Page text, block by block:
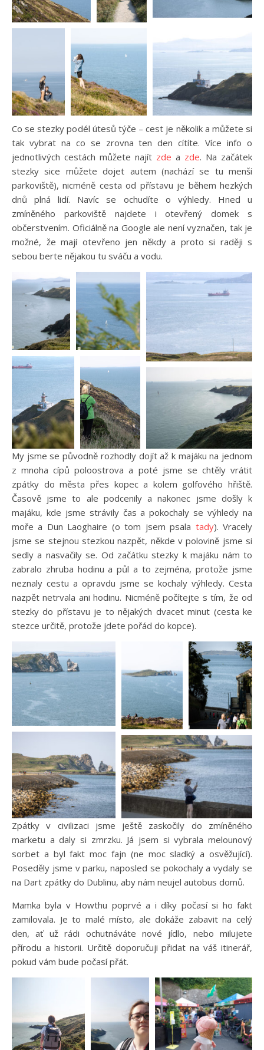
Co se stezky podél útesů týče – cest je několik a můžete si
tak vybrat na co se zrovna ten den cítíte. Více info o
jednotlivých cestách můžete najít zde a zde. Na začátek
stezky sice můžete dojet autem (nachází se tu menší
parkoviště), nicméně cesta od přístavu je během hezkých
dnů plná lidí. Navíc se ochudíte o výhledy. Hned u
zmíněného parkoviště najdete i otevřený domek s
občerstvením. Oficiálně na Google ale není vyznačen, tak je
možné, že mají otevřeno jen někdy a proto si raději s
sebou berte nějakou tu sváču a vodu.
My jsme se původně rozhodly dojít až k majáku na jednom
z mnoha cípů poloostrova a poté jsme se chtěly vrátit
zpátky do města přes kopec a kolem golfového hřiště.
Časově jsme to ale podcenily a nakonec jsme došly k
majáku, kde jsme strávily čas a pokochaly se výhledy na
moře a Dun Laoghaire (o tom jsem psala tady). Vracely
jsme se stejnou stezkou nazpět, někde v polovině jsme si
sedly a nasvačily se. Od začátku stezky k majáku nám to
zabralo zhruba hodinu a půl a to zejména, protože jsme
neznaly cestu a opravdu jsme se kochaly výhledy. Cesta
nazpět netrvala ani hodinu. Nicméně počítejte s tím, že od
stezky do přístavu je to nějakých dvacet minut (cesta ke
stezce určitě, protože jdete pořád do kopce).
Zpátky v civilizaci jsme ještě zaskočily do zmíněného
marketu a daly si zmrzku. Já jsem si vybrala melounový
sorbet a byl fakt moc fajn (ne moc sladký a osvěžující).
Poseděly jsme v parku, naposled se pokochaly a vydaly se
na Dart zpátky do Dublinu, aby nám neujel autobus domů.
Mamka byla v Howthu poprvé a i díky počasí si ho fakt
zamilovala. Je to malé místo, ale dokáže zabavit na celý
den, ať už rádi ochutnáváte nové jídlo, nebo milujete
přírodu a historii. Určitě doporučuji přidat na váš itinerář,
pokud vám bude počasí přát.